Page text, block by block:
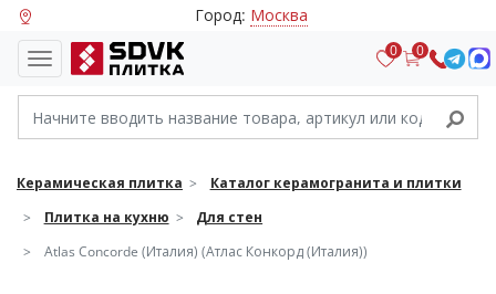
Город: Москва
0 0
Керамическая плитка
Каталог керамогранита и плитки
Плитка на кухню
Для стен
Atlas Concorde (Италия) (Атлас Конкорд (Италия))